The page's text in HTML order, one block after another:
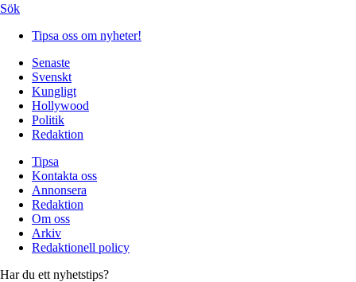
Sök
Tipsa oss om nyheter!
Senaste
Svenskt
Kungligt
Hollywood
Politik
Redaktion
Tipsa
Kontakta oss
Annonsera
Redaktion
Om oss
Arkiv
Redaktionell policy
Har du ett nyhetstips?